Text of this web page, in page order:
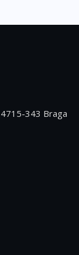
4715-343 Braga